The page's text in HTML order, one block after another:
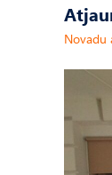
Novadu